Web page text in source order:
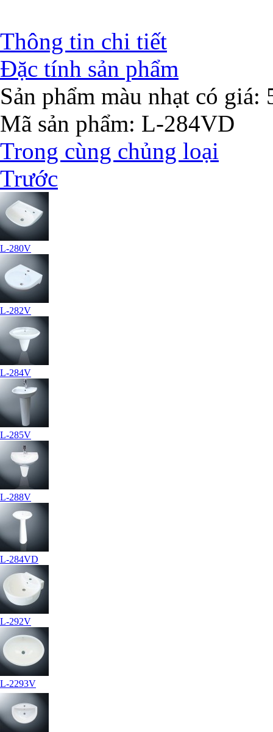
Thông tin chi tiết
Đặc tính sản phẩm
Sản phẩm màu nhạt có giá:
Mã sản phẩm: L-284VD
Trong cùng chủng loại
Trước
L-280V
L-282V
L-284V
L-285V
L-288V
L-284VD
L-292V
L-2293V